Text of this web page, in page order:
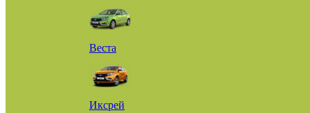
Веста
Иксрей